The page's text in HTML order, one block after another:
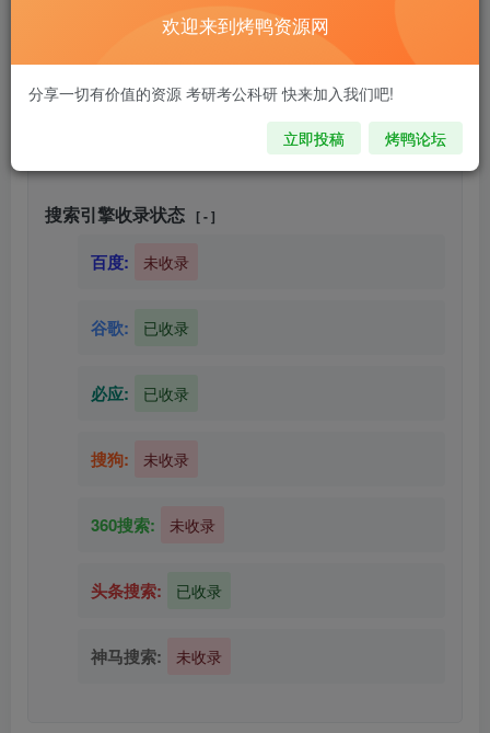
搜索引擎收录状态 [ - ]
百度: 未收录
谷歌: 已收录
必应: 已收录
搜狗: 未收录
360搜索: 未收录
头条搜索: 已收录
神马搜索: 未收录
欢迎来到烤鸭资源网
分享一切有价值的资源 考研考公科研 快来加入我们吧!
立即投稿 烤鸭论坛